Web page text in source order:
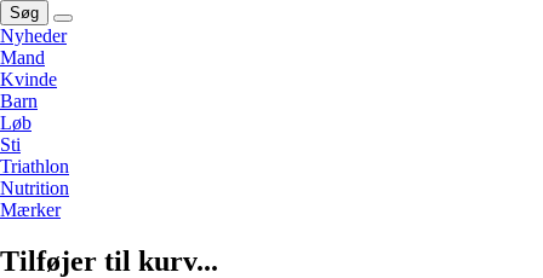
Søg
Nyheder
Mand
Kvinde
Barn
Løb
Sti
Triathlon
Nutrition
Mærker
Tilføjer til kurv...